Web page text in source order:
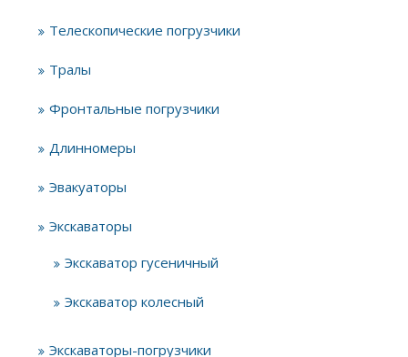
Телескопические погрузчики
Тралы
Фронтальные погрузчики
Длинномеры
Эвакуаторы
Экскаваторы
Экскаватор гусеничный
Экскаватор колесный
Экскаваторы-погрузчики